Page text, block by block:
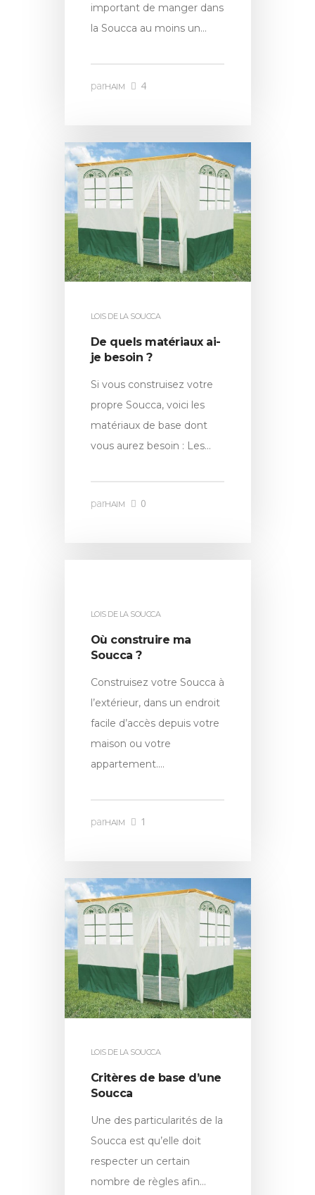
important de manger dans
la Soucca au moins un…
parHAIM 4
LOIS DE LA SOUCCA
De quels matériaux ai-
je besoin ?
Si vous construisez votre
propre Soucca, voici les
matériaux de base dont
vous aurez besoin : Les…
parHAIM 0
LOIS DE LA SOUCCA
Où construire ma
Soucca ?
Construisez votre Soucca à
l’extérieur, dans un endroit
facile d’accès depuis votre
maison ou votre
appartement….
parHAIM 1
LOIS DE LA SOUCCA
Critères de base d’une
Soucca
Une des particularités de la
Soucca est qu’elle doit
respecter un certain
nombre de règles afin…